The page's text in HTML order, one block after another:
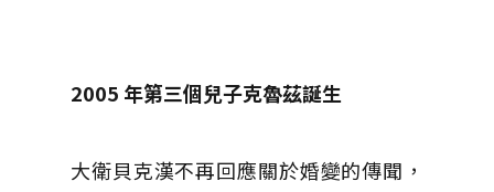
2005 年第三個兒子克魯茲誕生
大衛貝克漢不再回應關於婚變的傳聞，